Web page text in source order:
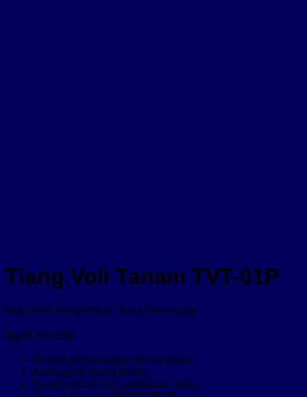
Tiang Voli Tanam TVT-01P
Kota Asal Pengiriman : Kota Semarang
Rp39.720.000
Sistem pemasangan knockdown.
Ketinggian dapat diatur.
Tiang terbuat dari aluminium alloy.